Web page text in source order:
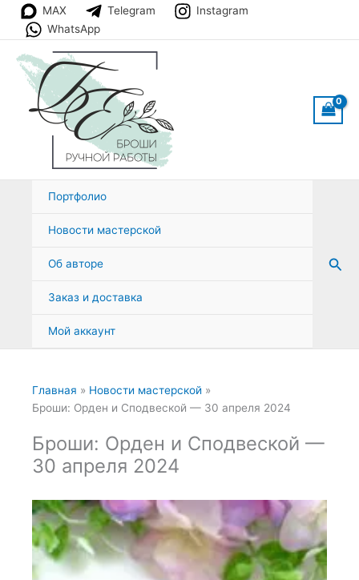
Перейти
содержимому
MAX Telegram
Instagram
WhatsApp
Портфолио
Новости мастерской
Об авторе
Заказ и доставка
Мой аккаунт
Главная
Новости мастерской
Броши: Орден и Сподвеской — 30 апреля 2024
Броши: Орден и Сподвеской —
30 апреля 2024